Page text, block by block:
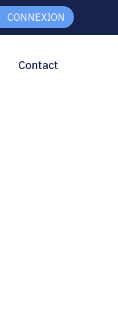
CONNEXION
Contact